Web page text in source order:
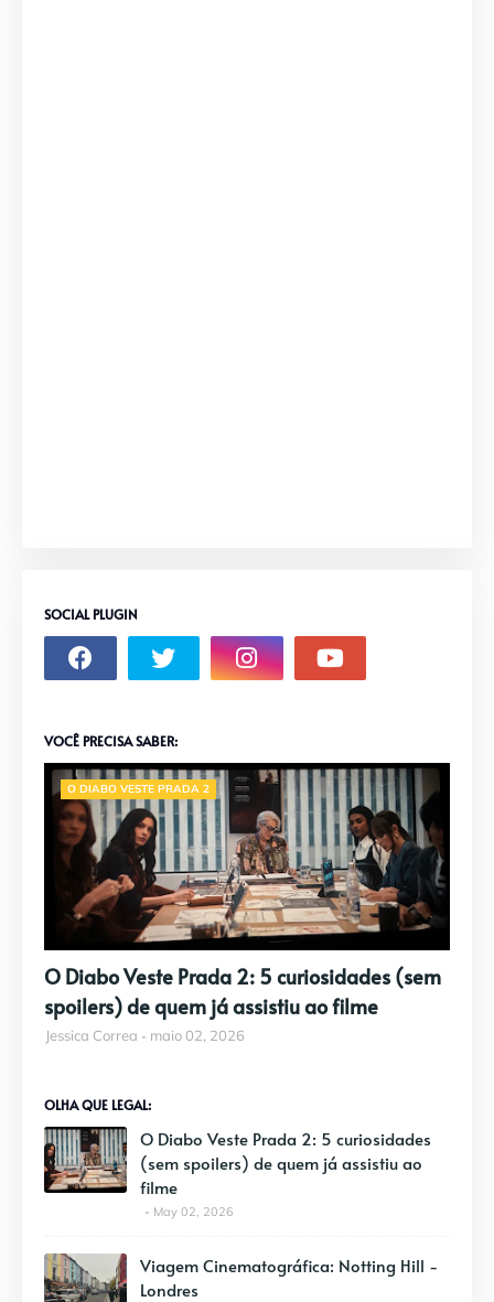
SOCIAL PLUGIN
VOCÊ PRECISA SABER:
O DIABO VESTE PRADA 2
O Diabo Veste Prada 2: 5 curiosidades (sem
spoilers) de quem já assistiu ao filme
Jessica Correa maio 02, 2026
OLHA QUE LEGAL:
O Diabo Veste Prada 2: 5 curiosidades
(sem spoilers) de quem já assistiu ao
filme
May 02, 2026
Viagem Cinematográfica: Notting Hill -
Londres